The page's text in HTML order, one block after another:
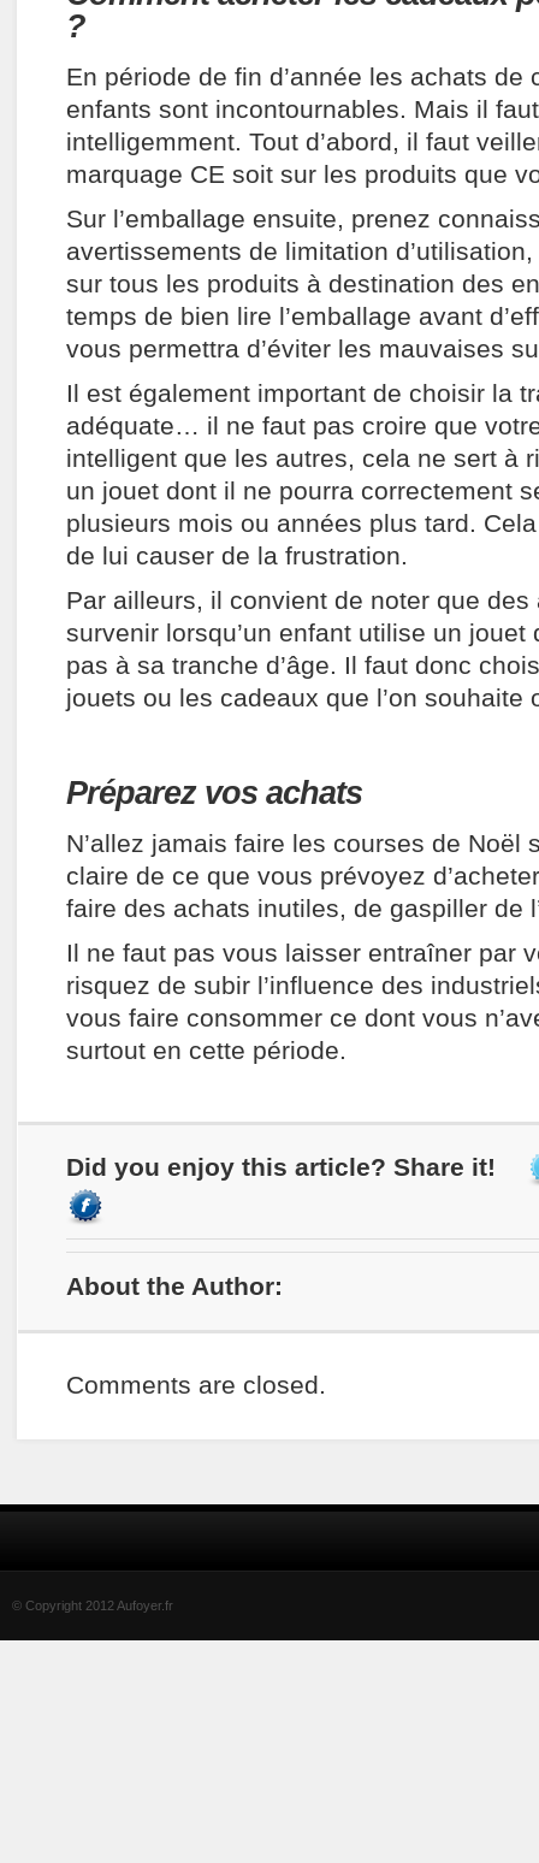
?
En période de fin d’année les achats de
enfants sont incontournables. Mais il
intelligemment. Tout d’abord, il faut
marquage CE soit sur les produits que
Sur l’emballage ensuite, prenez
avertissements de limitation d’utilisation,
sur tous les produits à destination des
temps de bien lire l’emballage avant
vous permettra d’éviter les mauvaises
Il est également important de choisir la
adéquate… il ne faut pas croire que
intelligent que les autres, cela ne sert à
un jouet dont il ne pourra correctement
plusieurs mois ou années plus tard.
de lui causer de la frustration.
Par ailleurs, il convient de noter que
survenir lorsqu’un enfant utilise un jouet
pas à sa tranche d’âge. Il faut donc
jouets ou les cadeaux que l’on souhaite
Préparez vos achats
N’allez jamais faire les courses de Noël
claire de ce que vous prévoyez
faire des achats inutiles, de gaspiller de
Il ne faut pas vous laisser entraîner par
risquez de subir l’influence des
vous faire consommer ce dont vous
surtout en cette période.
Did you enjoy this article? Share it!
About the Author:
Comments are closed.
© Copyright 2012 Aufoyer.fr